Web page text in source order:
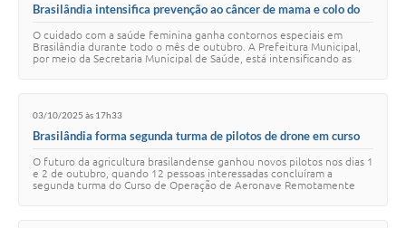
Brasilândia intensifica prevenção ao câncer de mama e colo do
O cuidado com a saúde feminina ganha contornos especiais em
Brasilândia durante todo o mês de outubro. A Prefeitura Municipal,
por meio da Secretaria Municipal de Saúde, está intensificando as
03/10/2025 às 17h33
Brasilândia forma segunda turma de pilotos de drone em curso
O futuro da agricultura brasilandense ganhou novos pilotos nos dias 1
e 2 de outubro, quando 12 pessoas interessadas concluíram a
segunda turma do Curso de Operação de Aeronave Remotamente